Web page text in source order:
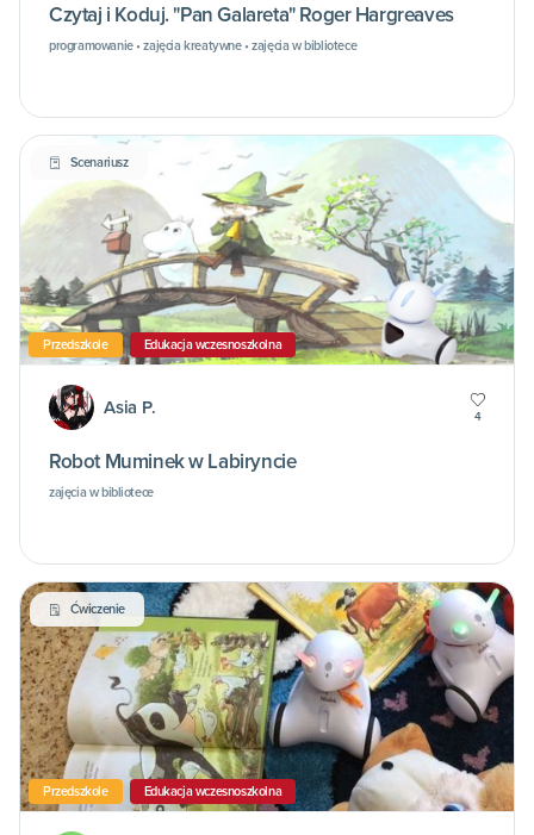
Czytaj i Koduj. "Pan Galareta" Roger Hargreaves
programowanie • zajęcia kreatywne • zajęcia w bibliotece
Scenariusz
Przedszkole Edukacja wczesnoszkolna
Asia P. 4
Robot Muminek w Labiryncie
zajęcia w bibliotece
Ćwiczenie
Przedszkole Edukacja wczesnoszkolna